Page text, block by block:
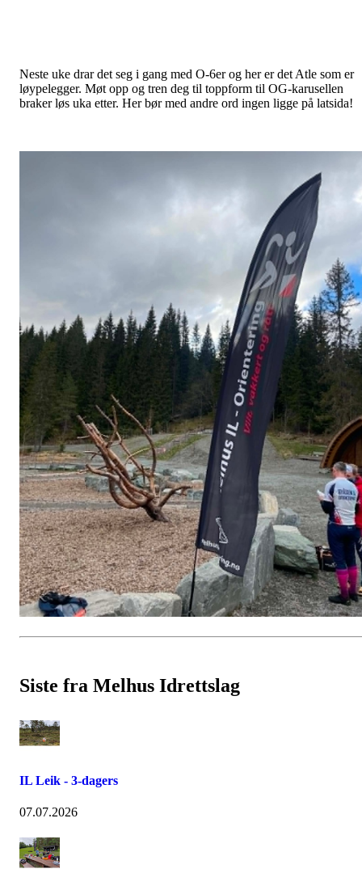
Neste uke drar det seg i gang med O-6er og her er det Atle som er
løypelegger. Møt opp og tren deg til toppform til OG-karusellen
braker løs uka etter. Her bør med andre ord ingen ligge på latsida!
Siste fra Melhus Idrettslag
IL Leik - 3-dagers
07.07.2026